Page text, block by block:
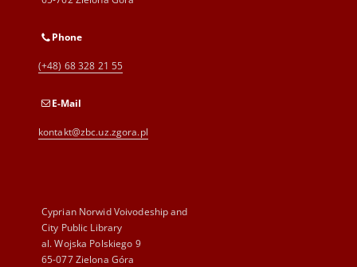
Phone
(+48) 68 328 21 55
E-Mail
kontakt@zbc.uz.zgora.pl
Cyprian Norwid Voivodeship and
City Public Library
al. Wojska Polskiego 9
65-077 Zielona Góra